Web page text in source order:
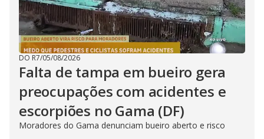
DO R7/05/08/2026
Falta de tampa em bueiro gera
preocupações com acidentes e
escorpiões no Gama (DF)
Moradores do Gama denunciam bueiro aberto e risco